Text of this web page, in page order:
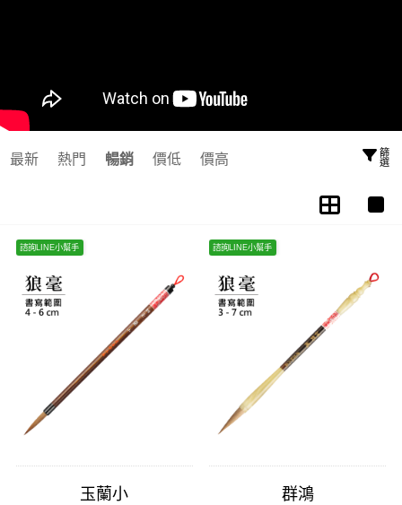
最新 熱門 暢銷 價低 價高 篩選
諮詢LINE小幫手
玉蘭小
諮詢LINE小幫手
群鴻